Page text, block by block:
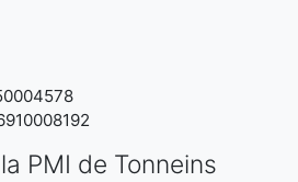
PMI de Tonneins